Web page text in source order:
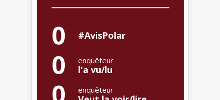
0 #AvisPolar
0 enquêteur
l'a vu/lu
enquêteur